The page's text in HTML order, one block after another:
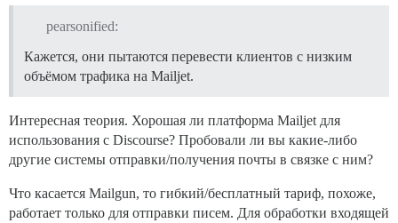
pearsonified:
Кажется, они пытаются перевести клиентов с низким
объёмом трафика на Mailjet.
Интересная теория. Хорошая ли платформа Mailjet для
использования с Discourse? Пробовали ли вы какие-либо
другие системы отправки/получения почты в связке с ним?
Что касается Mailgun, то гибкий/бесплатный тариф, похоже,
работает только для отправки писем. Для обработки входящей